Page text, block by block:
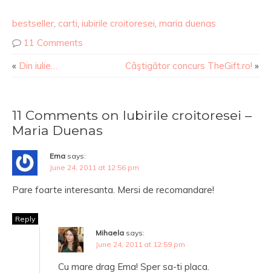
bestseller, carti, iubirile croitoresei, maria duenas
11 Comments
« Din iulie… Câştigător concurs TheGift.ro! »
11 Comments on Iubirile croitoresei –
Maria Duenas
Ema says:
June 24, 2011 at 12:56 pm
Pare foarte interesanta. Mersi de recomandare!
Reply
Mihaela says:
June 24, 2011 at 12:59 pm
Cu mare drag Ema! Sper sa-ti placa.